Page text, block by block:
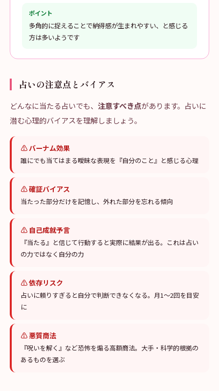
ポイント
多角的に捉えることで納得感が生まれやすい、と感じる
方は多いようです
占いの注意点とバイアス
どんなに当たる占いでも、 注意すべき点があります。占いに
潜む心理的バイアスを理解しましょう。
⚠バーナム効果
誰にでも当てはまる曖昧な表現を『自分のこと』と感じる心理
⚠確証バイアス
当たった部分だけを記憶し、外れた部分を忘れる傾向
⚠ 自己成就予言
『当たる』と信じて行動すると実際に結果が出る。これは占い
の力ではなく自分の力
⚠依存リスク
占いに頼りすぎると自分で判断できなくなる。月1〜2回を目安
に
⚠ 悪質商法
『呪いを解く』など恐怖を煽る高額商法。大手・科学的根拠の
あるものを選ぶ